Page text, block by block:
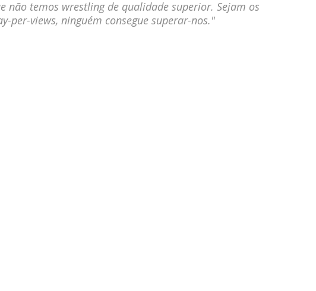
não temos wrestling de qualidade superior. Sejam os
per-views, ninguém consegue superar-nos."